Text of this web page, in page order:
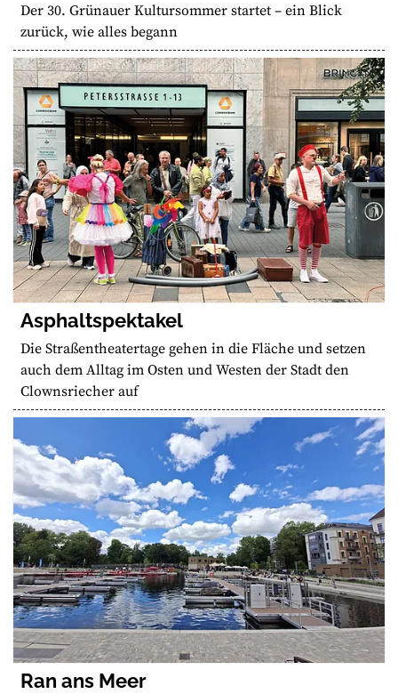
Der 30. Grünauer Kultursommer startet – ein Blick
zurück, wie alles begann
Asphaltspektakel
Die Straßentheatertage gehen in die Fläche und setzen
auch dem Alltag im Osten und Westen der Stadt den
Clownsriecher auf
Ran ans Meer